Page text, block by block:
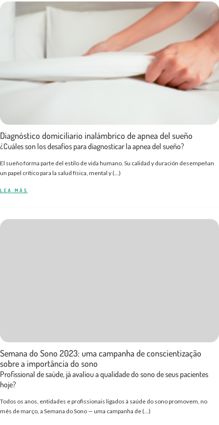
Diagnóstico domiciliario inalámbrico de apnea del sueño
¿Cuáles son los desafíos para diagnosticar la apnea del sueño?
El sueño forma parte del estilo de vida humano. Su calidad y duración desempeñan
un papel crítico para la salud física, mental y (...)
LEA MÁS
Semana do Sono 2023: uma campanha de conscientização
sobre a importância do sono
Profissional de saúde, já avaliou a qualidade do sono de seus pacientes
hoje?
Todos os anos, entidades e profissionais ligados à saúde do sono promovem, no
mês de março, a Semana do Sono — uma campanha de (…)